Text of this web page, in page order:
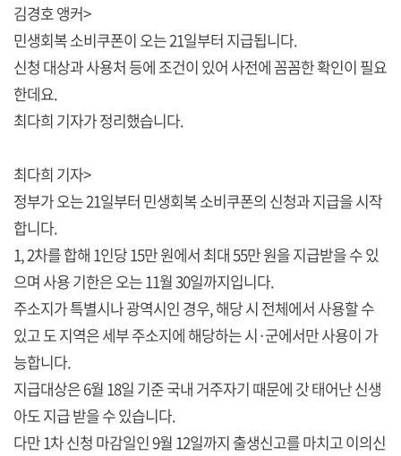
김경호 앵커>
민생회복 소비쿠폰이 오는 21일부터 지급됩니다.
신청 대상과 사용처 등에 조건이 있어 사전에 꼼꼼한 확인이 필요
한데요.
최다희 기자가 정리했습니다.
최다희 기자>
정부가 오는 21일부터 민생회복 소비쿠폰의 신청과 지급을 시작
합니다.
1, 2차를 합해 1인당 15만 원에서 최대 55만 원을 지급받을 수 있
으며 사용 기한은 오는 11월 30일까지입니다.
주소지가 특별시나 광역시인 경우, 해당 시 전체에서 사용할 수
있고 도 지역은 세부 주소지에 해당하는 시·군에서만 사용이 가
능합니다.
지급대상은 6월 18일 기준 국내 거주자기 때문에 갓 태어난 신생
아도 지급 받을 수 있습니다.
다만 1차 신청 마감일인 9월 12일까지 출생신고를 마치고 이의신